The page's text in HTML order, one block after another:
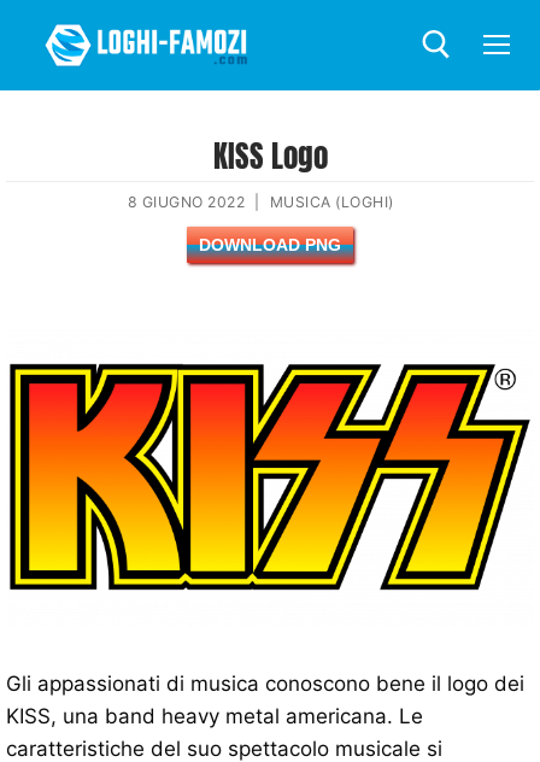
KISS Logo
8 GIUGNO 2022 MUSICA (LOGHI)
DOWNLOAD PNG
Gli appassionati di musica conoscono bene il logo dei
KISS, una band heavy metal americana. Le
caratteristiche del suo spettacolo musicale si